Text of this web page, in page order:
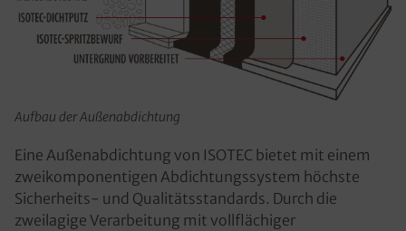
Aufbau der Außenabdichtung
Eine Außenabdichtung von ISOTEC bietet mit einem
zweikomponentigen Abdichtungssystem höchste
Sicherheits- und Qualitätsstandards. Durch die
zweilagige Verarbeitung mit vollflächiger